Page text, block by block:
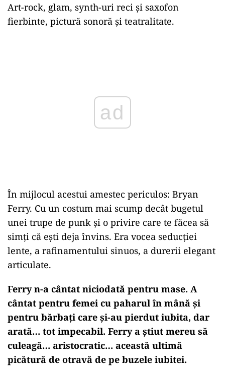
Art-rock, glam, synth-uri reci și saxofon
fierbinte, pictură sonoră și teatralitate.
În mijlocul acestui amestec periculos: Bryan
Ferry. Cu un costum mai scump decât bugetul
unei trupe de punk și o privire care te făcea să
simți că ești deja învins. Era vocea seducției
lente, a rafinamentului sinuos, a durerii elegant
articulate.
Ferry n-a cântat niciodată pentru mase. A
cântat pentru femei cu paharul în mână și
pentru bărbați care și-au pierdut iubita, dar
arată… tot impecabil. Ferry a știut mereu să
culeagă… aristocratic… această ultimă
picătură de otravă de pe buzele iubitei.